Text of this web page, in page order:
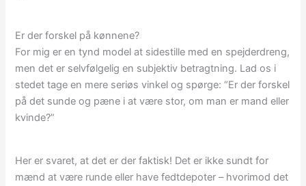
Er der forskel på kønnene?
For mig er en tynd model at sidestille med en spejderdreng,
men det er selvfølgelig en subjektiv betragtning. Lad os i
stedet tage en mere seriøs vinkel og spørge: “Er der forskel
på det sunde og pæne i at være stor, om man er mand eller
kvinde?”
Her er svaret, at det er der faktisk! Det er ikke sundt for
mænd at være runde eller have fedtdepoter – hvorimod det